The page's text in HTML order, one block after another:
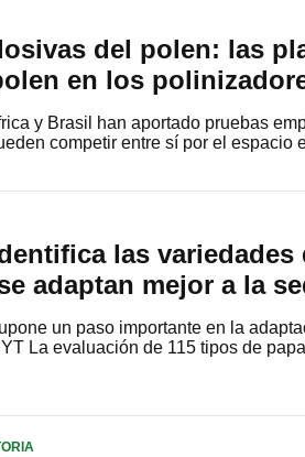
del polen: las
en los
y Brasil han aportado pruebas
competir entre sí por el espacio
las variedades
adaptan mejor a la
un paso importante en la
La evaluación de 115 tipos de